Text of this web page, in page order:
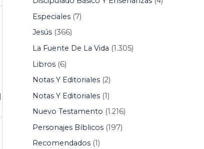
Especiales(7)
Jesús(366)
La Fuente De La Vida (1.305)
Libros(6)
Notas Y Editoriales(2)
Notas Y Editoriales(1)
Nuevo Testamento (1.216)
Personajes Bíblicos(197)
Recomendados(1)